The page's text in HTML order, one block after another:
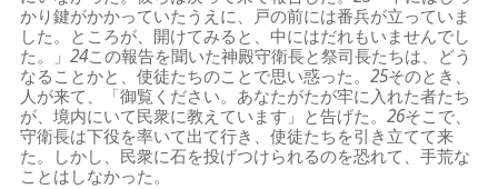
かり鍵がかかっていたうえに、戸の前には番兵が立っていま
した。ところが、開けてみると、中にはだれもいませんでし
た。」24この報告を聞いた神殿守衛長と祭司長たちは、どう
なることかと、使徒たちのことで思い惑った。25そのとき、
人が来て、「御覧ください。あなたがたが牢に入れた者たち
が、境内にいて民衆に教えています」と告げた。26そこで、
守衛長は下役を率いて出て行き、使徒たちを引き立てて来
た。しかし、民衆に石を投げつけられるのを恐れて、手荒な
ことはしなかった。